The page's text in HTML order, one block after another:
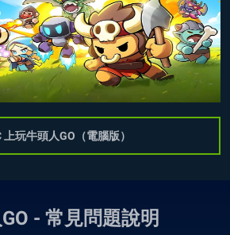
上玩牛頭人GO（電腦版）
- 常見問題說明